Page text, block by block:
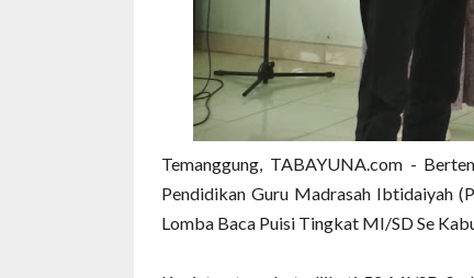
Temanggung, TABAYUNA.com -
Pendidikan Guru Madrasah Ibtidaiyah
Lomba Baca Puisi Tingkat MI/SD Se